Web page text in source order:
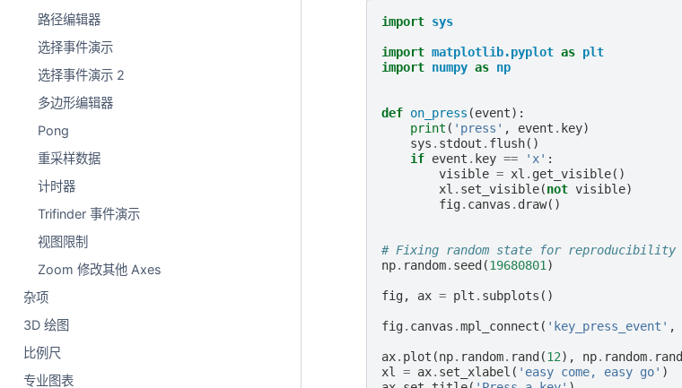
路径编辑器
选择事件演示
选择事件演示 2
多边形编辑器
Pong
重采样数据
计时器
Trifinder 事件演示
视图限制
Zoom 修改其他 Axes
杂项
3D 绘图
比例尺
专业图表
import sys
import matplotlib.pyplot as plt
import numpy as np
def on_press (event):
print ( 'press' , event . key)
sys . stdout . flush()
if event . key == 'x' :
visible = xl . get_visible()
xl . set_visible(not visible)
fig. canvas . draw()
# Fixing random state for reproducibility
np. random. seed (19680801 )
fig, ax = plt . subplots ()
fig. canvas .mpl_connect ( 'key_press_event' ,
ax. plot (np. random. rand (12), np. random. rand
xl
= ax. set_xlabel ( 'easy come, easy go' )